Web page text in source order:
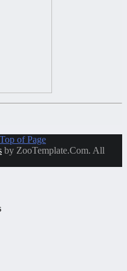
Top of Page
by ZooTemplate.Com. All